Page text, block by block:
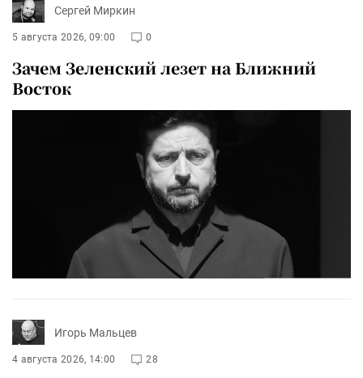
Сергей Миркин
5 августа 2026, 09:00 0
Зачем Зеленский лезет на Ближний
Восток
Игорь Мальцев
4 августа 2026, 14:00 28